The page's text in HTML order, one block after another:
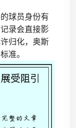
球员身份有
录会直接影
归化，奥斯
准。